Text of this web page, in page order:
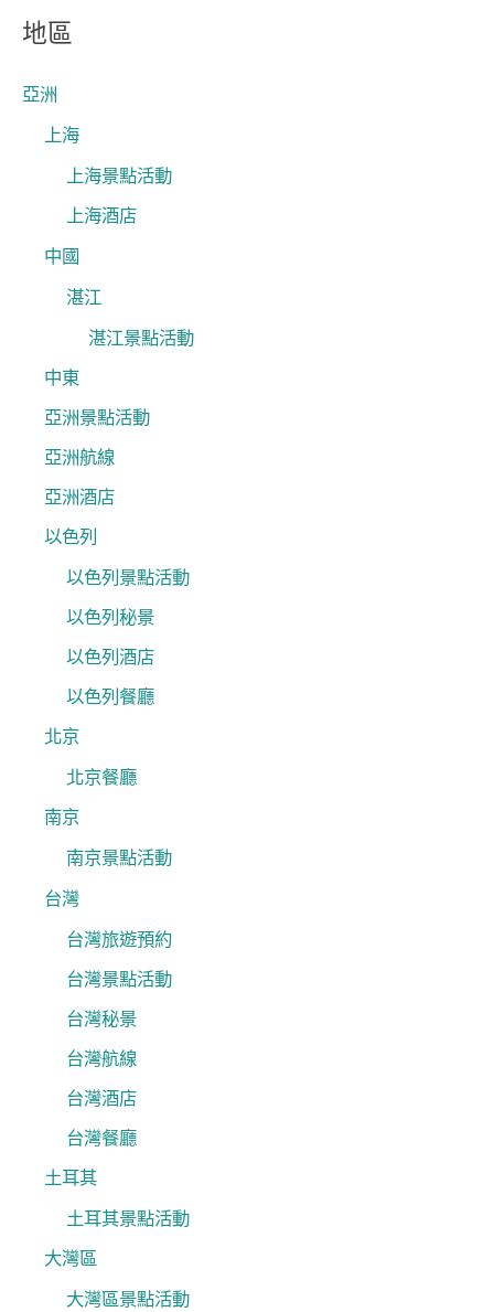
關
鍵
字
地區
亞洲
上海
上海景點活動
上海酒店
中國
湛江
湛江景點活動
中東
亞洲景點活動
亞洲航線
亞洲酒店
以色列
以色列景點活動
以色列秘景
以色列酒店
以色列餐廳
北京
北京餐廳
南京
南京景點活動
台灣
台灣旅遊預約
台灣景點活動
台灣秘景
台灣航線
台灣酒店
台灣餐廳
土耳其
土耳其景點活動
大灣區
大灣區景點活動